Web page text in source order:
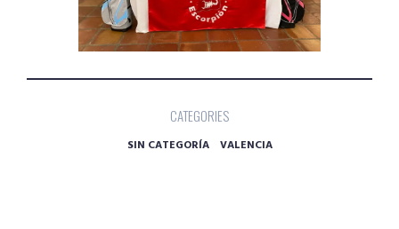
CATEGORIES
SIN CATEGORÍA VALENCIA